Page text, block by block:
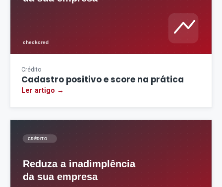
Crédito
Cadastro positivo e score na prática
Ler artigo →